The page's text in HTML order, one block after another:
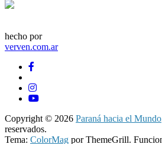
hecho por
verven.com.ar
Copyright © 2026 Paraná hacia el Mundo
reservados.
Tema: ColorMag por ThemeGrill.